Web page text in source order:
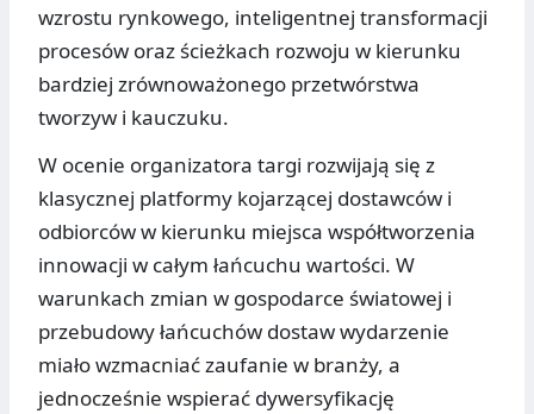
wzrostu rynkowego, inteligentnej transformacji
procesów oraz ścieżkach rozwoju w kierunku
bardziej zrównoważonego przetwórstwa
tworzyw i kauczuku.
W ocenie organizatora targi rozwijają się z
klasycznej platformy kojarzącej dostawców i
odbiorców w kierunku miejsca współtworzenia
innowacji w całym łańcuchu wartości. W
warunkach zmian w gospodarce światowej i
przebudowy łańcuchów dostaw wydarzenie
miało wzmacniać zaufanie w branży, a
jednocześnie wspierać dywersyfikację